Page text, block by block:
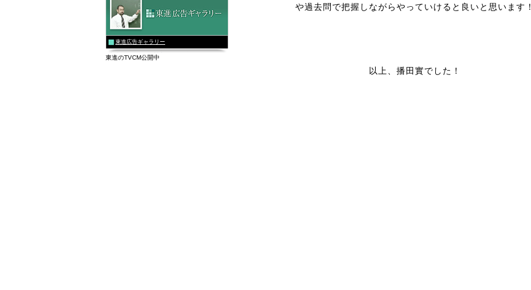
や過去問で把握しながらやっていけると良いと思います！
以上、播田實でした！
東進広告ギャラリー
東進のTVCM公開中